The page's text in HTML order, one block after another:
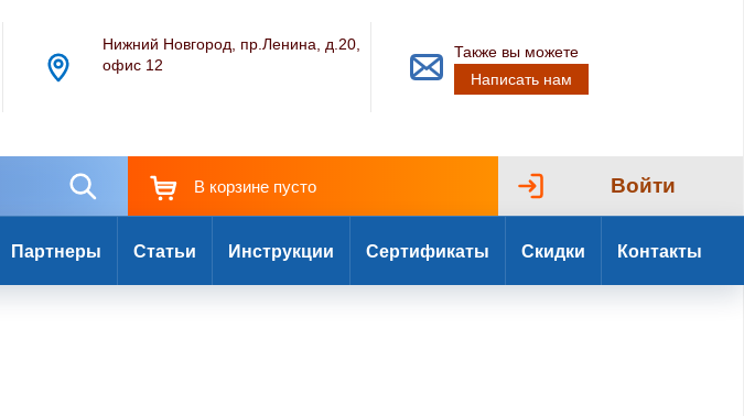
Нижний Новгород, пр.Ленина, д.20,
офис 12
Также вы можете
Написать нам
В корзине пусто Войти
Партнеры Статьи Инструкции Сертификаты Скидки Контакты